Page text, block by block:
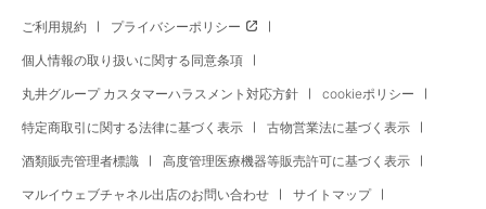
ご利用規約 プライバシーポリシー
個人情報の取り扱いに関する同意条項
丸井グループ カスタマーハラスメント対応方針 cookieポリシー
特定商取引に関する法律に基づく表示 古物営業法に基づく表示
酒類販売管理者標識 高度管理医療機器等販売許可に基づく表示
マルイウェブチャネル出店のお問い合わせ サイトマップ